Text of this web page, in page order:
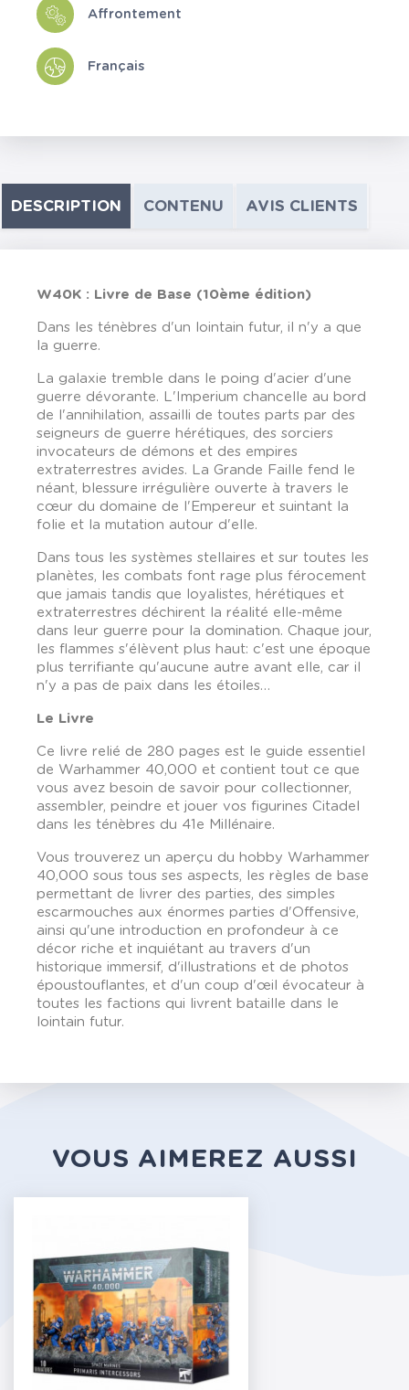
Affrontement
Français
DESCRIPTION CONTENU AVIS CLIENTS
W40K : Livre de Base (10ème édition)
Dans les ténèbres d'un lointain futur, il n'y a que
la guerre.
La galaxie tremble dans le poing d'acier d'une
guerre dévorante. L'Imperium chancelle au bord
de l'annihilation, assailli de toutes parts par des
seigneurs de guerre hérétiques, des sorciers
invocateurs de démons et des empires
extraterrestres avides. La Grande Faille fend le
néant, blessure irrégulière ouverte à travers le
cœur du domaine de l'Empereur et suintant la
folie et la mutation autour d'elle.
Dans tous les systèmes stellaires et sur toutes les
planètes, les combats font rage plus férocement
que jamais tandis que loyalistes, hérétiques et
extraterrestres déchirent la réalité elle-même
dans leur guerre pour la domination. Chaque jour,
les flammes s'élèvent plus haut: c'est une époque
plus terrifiante qu'aucune autre avant elle, car il
n'y a pas de paix dans les étoiles…
Le Livre
Ce livre relié de 280 pages est le guide essentiel
de Warhammer 40,000 et contient tout ce que
vous avez besoin de savoir pour collectionner,
assembler, peindre et jouer vos figurines Citadel
dans les ténèbres du 41e Millénaire.
Vous trouverez un aperçu du hobby Warhammer
40,000 sous tous ses aspects, les règles de base
permettant de livrer des parties, des simples
escarmouches aux énormes parties d'Offensive,
ainsi qu'une introduction en profondeur à ce
décor riche et inquiétant au travers d'un
historique immersif, d'illustrations et de photos
époustouflantes, et d'un coup d'œil évocateur à
toutes les factions qui livrent bataille dans le
lointain futur.
VOUS AIMEREZ AUSSI